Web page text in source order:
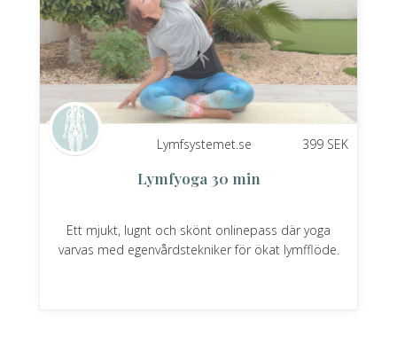
Lymfsystemet.se 399 SEK
Lymfyoga 30 min
Ett mjukt, lugnt och skönt onlinepass där yoga
varvas med egenvårdstekniker för ökat lymfflöde.